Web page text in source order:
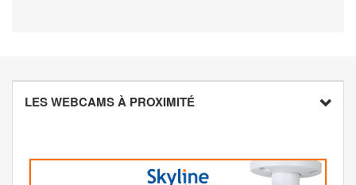
LES WEBCAMS À PROXIMITÉ